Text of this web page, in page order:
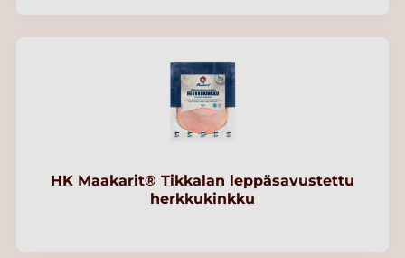
HK Maakarit® Tikkalan leppäsavustettu
herkkukinkku